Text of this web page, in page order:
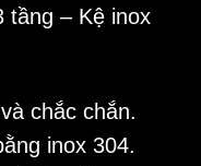
tầng – Kệ inox
chắc chắn.
inox 304.